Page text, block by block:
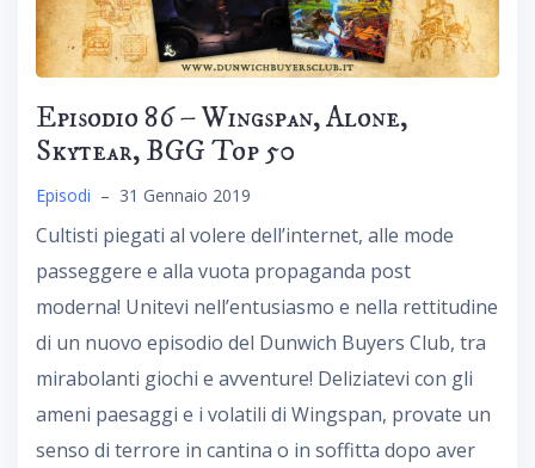
Episodio 86 – Wingspan, Alone,
Skytear, BGG Top 50
Episodi – 31 Gennaio 2019
Cultisti piegati al volere dell’internet, alle mode
passeggere e alla vuota propaganda post
moderna! Unitevi nell’entusiasmo e nella rettitudine
di un nuovo episodio del Dunwich Buyers Club, tra
mirabolanti giochi e avventure! Deliziatevi con gli
ameni paesaggi e i volatili di Wingspan, provate un
senso di terrore in cantina o in soffitta dopo aver